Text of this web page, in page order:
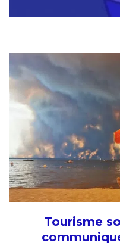
Tourisme